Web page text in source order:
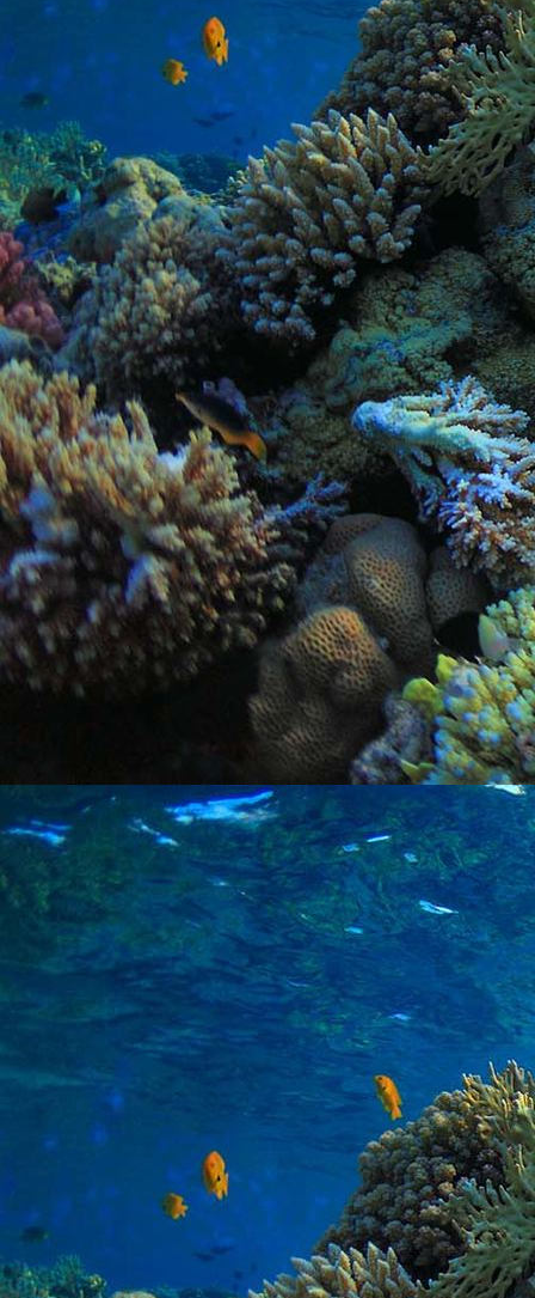
PHOTO-2026-06-13-12-30-47 1
PHOTO-2026-06-13-12-30-47 2
PHOTO-2026-06-13-14-14-32
PHOTO-2026-06-13-14-25-36
PHOTO-2026-06-13-16-39-24
PHOTO-2026-06-13-16-41-32 1
PHOTO-2026-06-13-16-41-32
PHOTO-2026-06-14-18-57-22 1